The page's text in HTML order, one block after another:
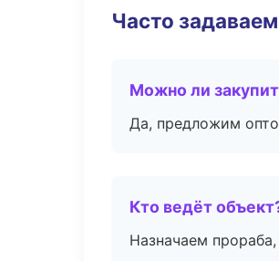
Часто
Можно ли
Да, предложим
Кто ведёт
Назначаем